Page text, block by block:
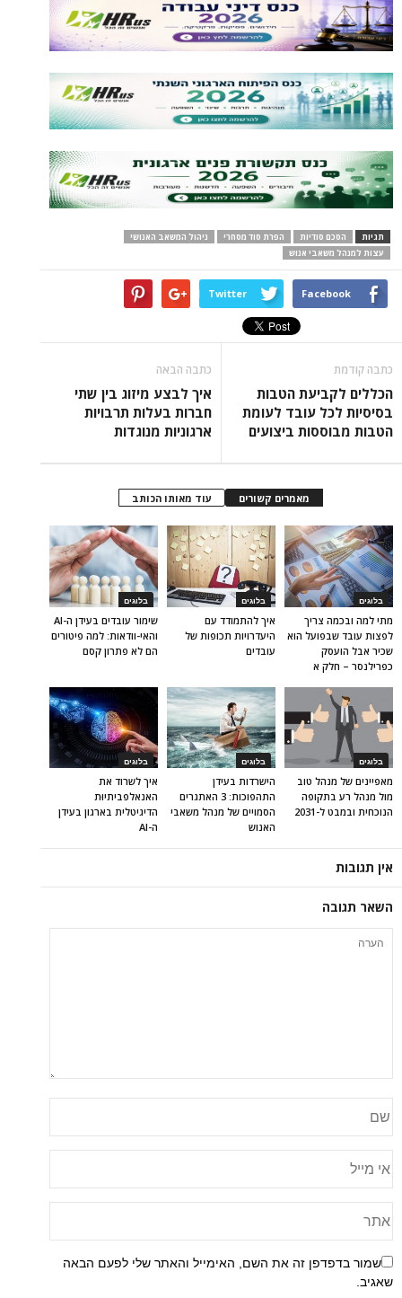
תגיות הסכם סודיות הפרת סוד מסחרי
ניהול המשאב האנושי
עצות למנהל משאבי אנוש
Facebook
Twitter
כתבה קודמת
הכללים לקביעת הטבות
בסיסיות לכל עובד לעומת
הטבות מבוססות ביצועים
כתבה הבאה
איך לבצע מיזוג בין שתי
חברות בעלות תרבויות
ארגוניות מנוגדות
מאמרים קשורים עוד מאותו הכותב
בלוגים
שימור עובדים בעידן ה-AI
והאי-וודאות: למה פיטורים
הם לא פתרון קסם
בלוגים
איך להתמודד עם
היעדרויות תכופות של
עובדים
בלוגים
מתי למה ובכמה צריך
לפצות עובד שבפועל הוא
שכיר אבל הועסק
כפרילנסר – חלק א
בלוגים
איך לשרוד את
האנאלפביתיוּת
הדיגיטלית בארגון בעידן
ה-AI
בלוגים
הישרדות בעידן
התהפוכות: 3 האתגרים
הסמויים של מנהל משאבי
האנוש
בלוגים
מאפיינים של מנהל טוב
מול מנהל רע בתקופה
הנוכחית ובמבט ל-2031
אין תגובות
השאר תגובה
שמור בדפדפן זה את השם, האימייל והאתר שלי לפעם הבאה
שאגיב.